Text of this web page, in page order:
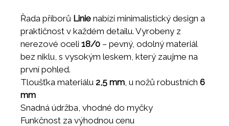
Řada příborů Linie nabízí minimalistický design a
praktičnost v každém detailu. Vyrobeny z
nerezové oceli 18/0 – pevný, odolný materiál
bez niklu, s vysokým leskem, který zaujme na
první pohled.
Tloušťka materiálu 2,5 mm, u nožů robustních 6
mm
Snadná údržba, vhodné do myčky
Funkčnost za výhodnou cenu